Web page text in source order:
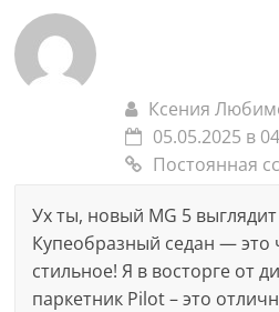
Ксения
05.05.2025 в
Постоянная
Ух ты, новый MG 5
Купеобразный седан — это
стильное! Я в восторге от
паркетник Pilot – это